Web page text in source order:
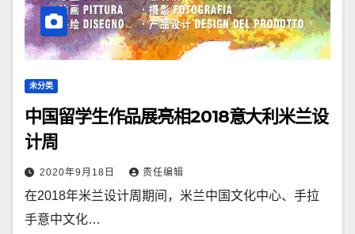
未分类
中国留学生作品展亮相2018意大利米兰设
计周
2020年9月18日 责任编辑
在2018年米兰设计周期间，米兰中国文化中心、手拉
手意中文化…